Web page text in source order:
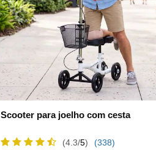
Scooter para joelho com cesta
(4.3/5)
(338)